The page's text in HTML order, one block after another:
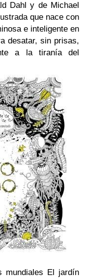
Dahl y de Michael
que nace con
e inteligente en
desatar, sin prisas,
a la tiranía del
mundiales El jardín